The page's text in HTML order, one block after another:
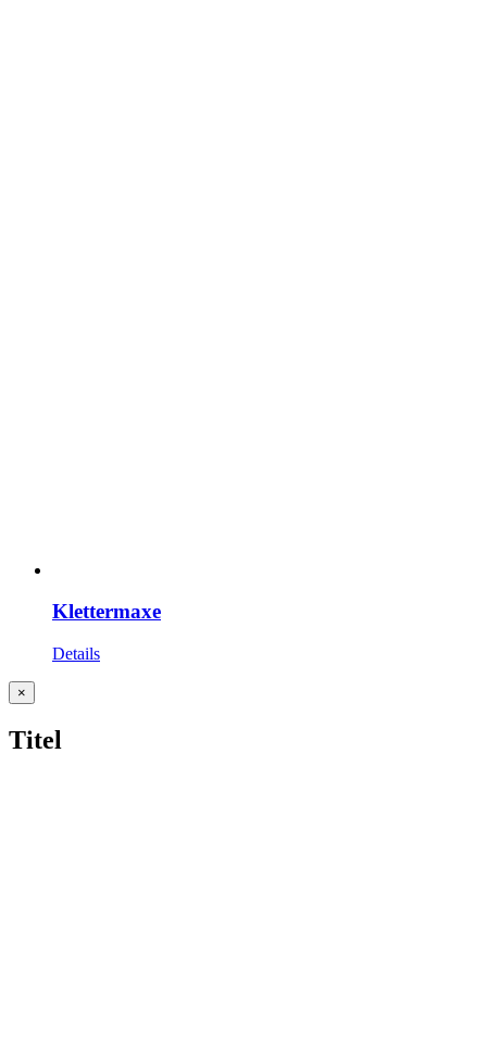
Klettermaxe
Details
Close
product
view
×
Titel